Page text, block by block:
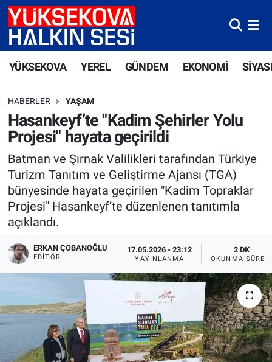
YÜKSEKOVA YEREL GÜNDEM EKONOMİ
HABERLER YAŞAM
Hasankeyf’te "Kadim Şehirler Yolu
Projesi" hayata geçirildi
Batman ve Şırnak Valilikleri tarafından Türkiye
Turizm Tanıtım ve Geliştirme Ajansı (TGA)
bünyesinde hayata geçirilen "Kadim Topraklar
Projesi" Hasankeyf’te düzenlenen tanıtımla
açıklandı.
ERKAN ÇOBANOĞLU
EDITÖR
17.05.2026 - 23:12
YAYINLANMA
2 DK
OKUNMA SÜRESI
Yüksekova Nöbetçi Eczaneler
Yüksekova Trafik Yoğunluk Haritası
Süper Lig Puan Durumu ve Fikstür
Tüm Manşetler
Son Dakika Haberleri